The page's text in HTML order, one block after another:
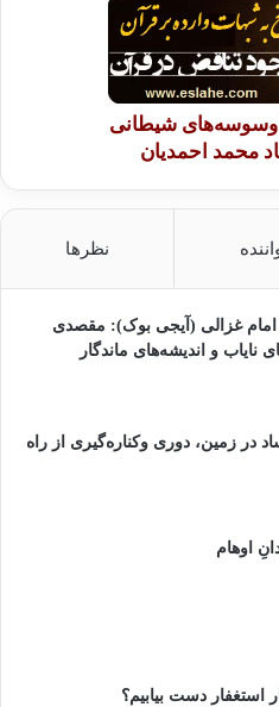
وسوسه‌های شیطانی
محمد احمدیان
نظرها
امام غزالی (آیجی بوک): مقصدی
نایاب و اندیشه‌های ماندگار
در زمین‌، دوری وکناره‌گیری از راه
اوهام
استغفار دست بیابیم؟